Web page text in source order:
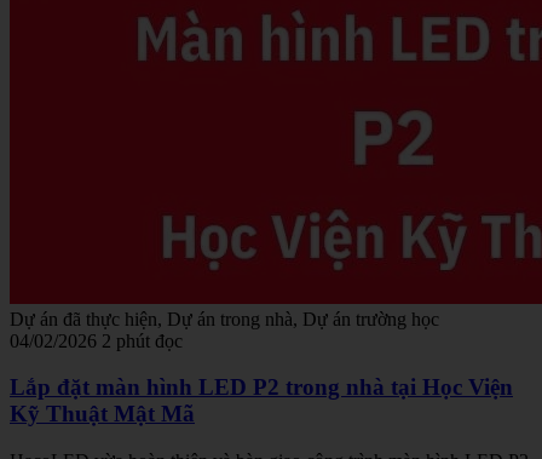
Dự án đã thực hiện, Dự án trong nhà, Dự án trường học
04/02/2026 2 phút đọc
Lắp đặt màn hình LED P2 trong nhà tại Học Viện
Kỹ Thuật Mật Mã